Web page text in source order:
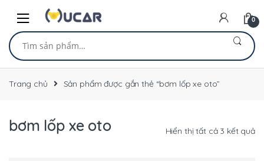
navigation
content
0
Tìm
kiếm:
Trang chủ Sản phẩm được gắn thẻ “bơm lốp xe oto”
bơm lốp xe oto Hiển thị tất cả 3 kết quả